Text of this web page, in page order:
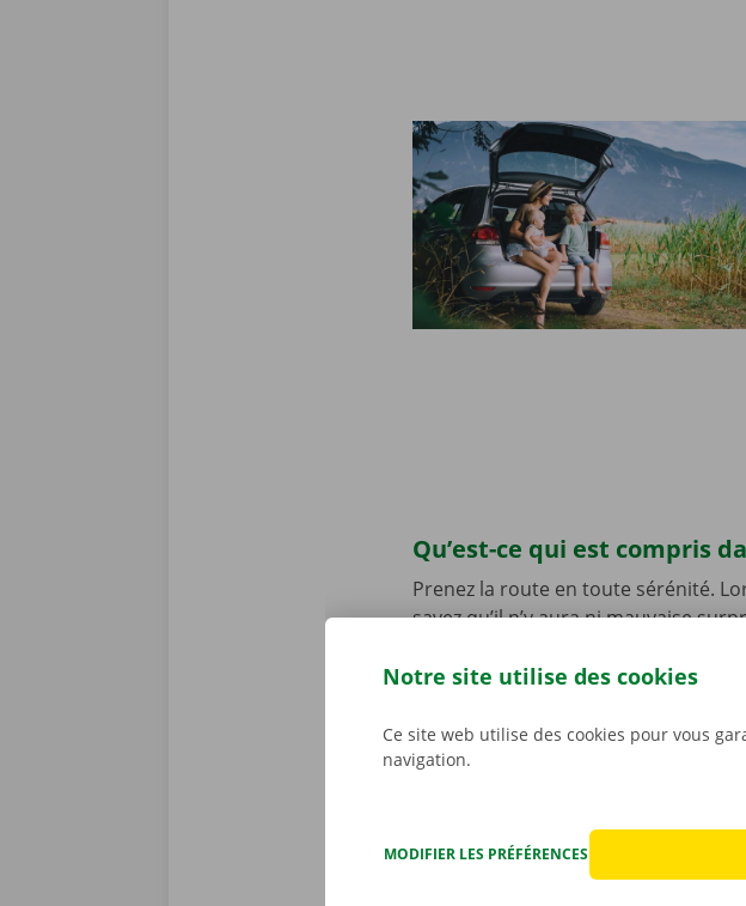
Qu’est-ce qui est compris
Prenez la route en toute sérénité.
savez qu’il n’y aura ni mauvaise
une copie numérique du rapport.
d’une panne technique, vous
dépannage disponible 24 h/24 et 7 j/7.
Notre site utilise des cookies
Ce site web utilise des cookies pour vous
navigation.
MODIFIER LES PRÉFÉRENCES